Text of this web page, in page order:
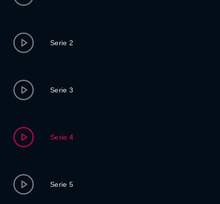
Serie 2
Serie 3
Serie 4
Serie 5